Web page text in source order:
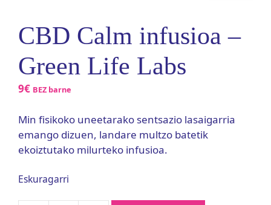
CBD Calm infusioa –
Green Life Labs
9€ BEZ barne
Min fisikoko uneetarako sentsazio lasaigarria
emango dizuen, landare multzo batetik
ekoiztutako milurteko infusioa.
Eskuragarri